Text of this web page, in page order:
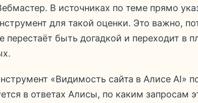
В источниках по теме прямо
для такой оценки. Это важно,
перестаёт быть догадкой и переходит в
«Видимость сайта в Алисе AI»
в ответах Алисы, по каким запросам